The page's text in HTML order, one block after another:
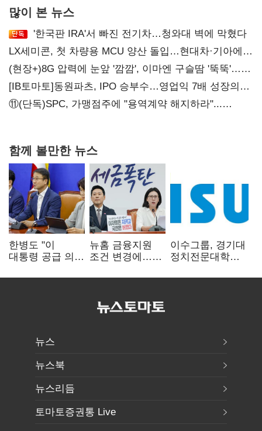
많이 본 뉴스
'한국판 IRA'서 빠진 전기차…청와대 벽에 막혔다
LX세미콘, 첫 차량용 MCU 양산 돌입…현대차·기아에
공급
(현장+)8G 압력에 눈앞 '깜깜', 이마엔 구슬땀 '뚝뚝'…
화려한 에어쇼 뒤 땀방울
[IB토마토]동원파츠, IPO 승부수…영업익 7배 성장의
이면은 고객 편중
⑪(단독)SPC, 가맹점주에 "용역계약 해지하라"...
함께 볼만한 뉴스
한병도 "이
대통령 공급 의지
삼지 말아야"
뉴홈 금융지원
조건 변경에…
분양사기 나선
이수그룹, 경기대
정치전문대학원
기금' 3900만원
뉴스
뉴스북
뉴스리듬
토마토증권통 Live